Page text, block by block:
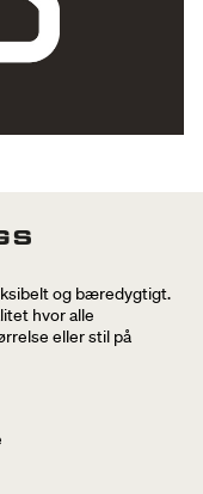
og bæredygtigt.
hvor alle
eller stil på